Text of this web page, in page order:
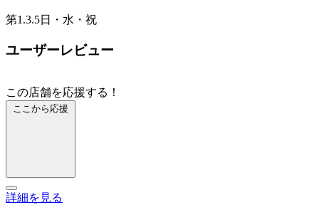
第1.3.5日・水・祝
ユーザーレビュー
この店舗を応援する！
ここから応援
詳細を見る